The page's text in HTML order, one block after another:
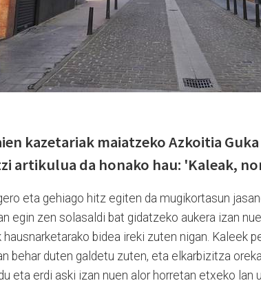
kazetariak maiatzeko Azkoitia
artikulua da honako hau: 'Kaleak,
eta gehiago hitz egiten da mugikortasun
egin zen solasaldi bat gidatzeko aukera izan
hausnarketarako bidea ireki zuten nigan. Kaleek
behar duten galdetu zuten, eta elkarbizitza
eta erdi aski izan nuen alor horretan etxeko lan